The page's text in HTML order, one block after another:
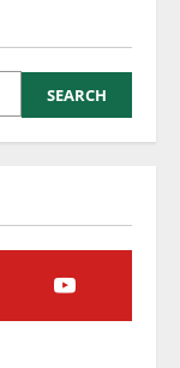
कारोबारी से ₹75
SEARCH